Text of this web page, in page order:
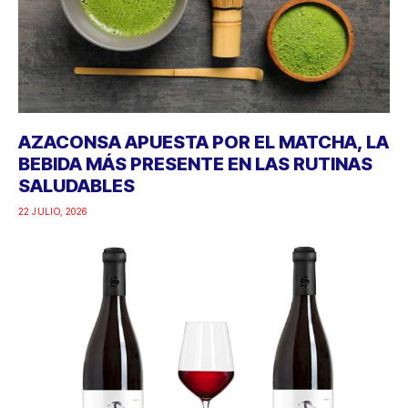
AZACONSA APUESTA POR EL MATCHA, LA
BEBIDA MÁS PRESENTE EN LAS RUTINAS
SALUDABLES
22 JULIO, 2026